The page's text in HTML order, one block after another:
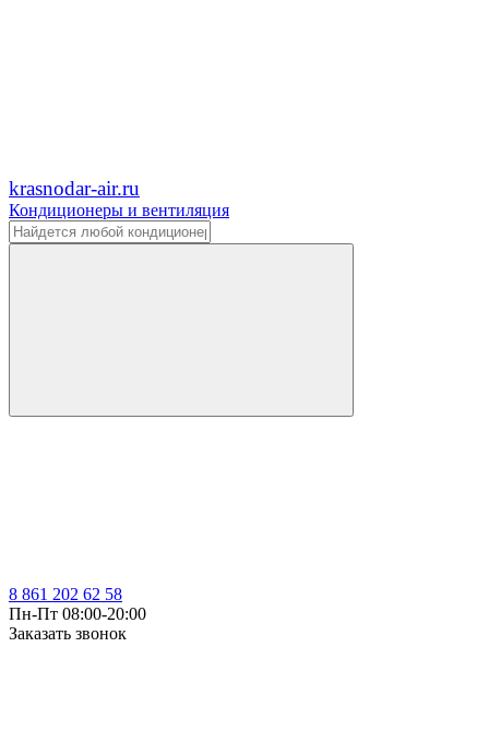
krasnodar-air.ru
Кондиционеры и вентиляция
8 861 202 62 58
Пн-Пт 08:00-20:00
Заказать звонок